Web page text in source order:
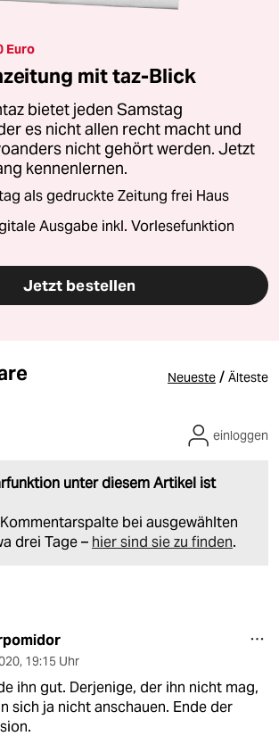
Euro
mit taz-Blick
bietet jeden Samstag
es nicht allen recht macht und
nicht gehört werden. Jetzt
kennenlernen.
als gedruckte Zeitung frei Haus
Ausgabe inkl. Vorlesefunktion
Jetzt bestellen
Neueste / Älteste
unter diesem Artikel ist
bei ausgewählten
drei Tage – hier sind sie zu finden.
einloggen
, 19:15 Uhr
ihn gut. Derjenige, der ihn nicht mag,
sich ja nicht anschauen. Ende der